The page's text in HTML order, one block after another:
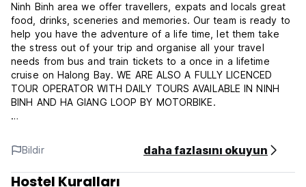
Ninh Binh area we offer travellers, expats and locals great
food, drinks, sceneries and memories. Our team is ready to
help you have the adventure of a life time, let them take
the stress out of your trip and organise all your travel
needs from bus and train tickets to a once in a lifetime
cruise on Halong Bay. WE ARE ALSO A FULLY LICENCED
TOUR OPERATOR WITH DAILY TOURS AVAILABLE IN NINH
BINH AND HA GIANG LOOP BY MOTORBIKE.
rowing boats pass from morning till night and the famous
limestone mountains where the sun sets in the evening.
Whether you prefer to sip a cocktail next to our swimming
pool at the Sunset Bar, quietly read a book in our common
Bildir daha fazlasını okuyun
Hostel Kuralları